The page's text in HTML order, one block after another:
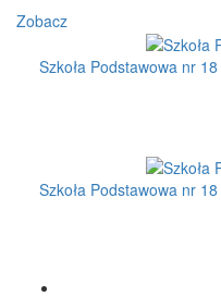
Zobacz
Szkoła Podstawowa nr 18
Szkoła Podstawowa nr 18